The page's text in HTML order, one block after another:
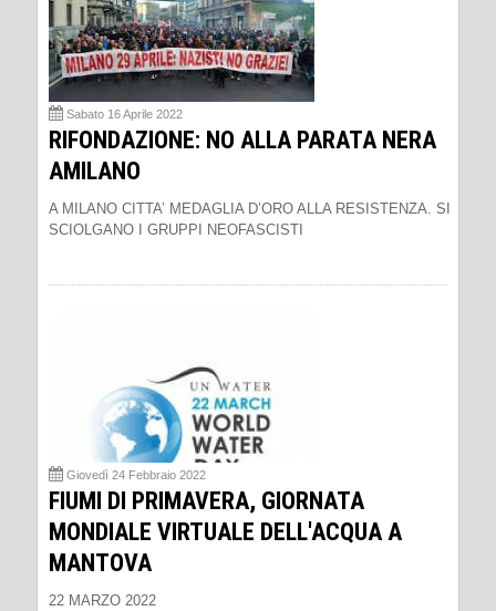
Sabato 16 Aprile 2022
RIFONDAZIONE: NO ALLA PARATA NERA
AMILANO
A MILANO CITTA’ MEDAGLIA D’ORO ALLA RESISTENZA. SI
SCIOLGANO I GRUPPI NEOFASCISTI
Giovedì 24 Febbraio 2022
FIUMI DI PRIMAVERA, GIORNATA
MONDIALE VIRTUALE DELL'ACQUA A
MANTOVA
22 MARZO 2022